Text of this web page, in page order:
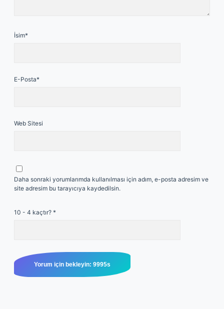
İsim*
E-Posta*
Web Sitesi
Daha sonraki yorumlarımda kullanılması için adım, e-posta adresim ve
site adresim bu tarayıcıya kaydedilsin.
10 - 4 kaçtır? *